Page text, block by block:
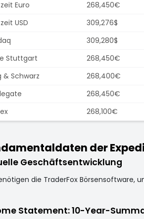
Euro
268,450€
USD
309,276$
309,280$
Stuttgart
268,450€
& Schwarz
268,400€
268,450€
268,100€
der
Geschäftsentwicklung
die TraderFox Börsensoftware,
Statement: 10-Year-